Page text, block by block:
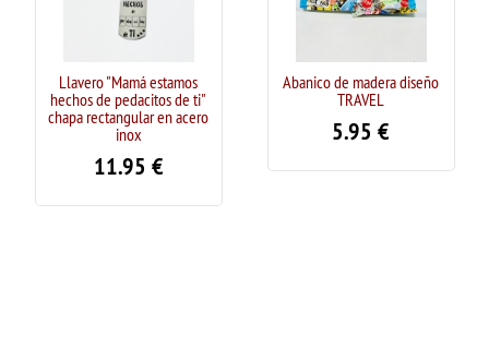
Llavero "Mamá estamos
hechos de pedacitos de ti"
chapa rectangular en acero
inox
11.95 €
Abanico de madera diseño
TRAVEL
5.95 €